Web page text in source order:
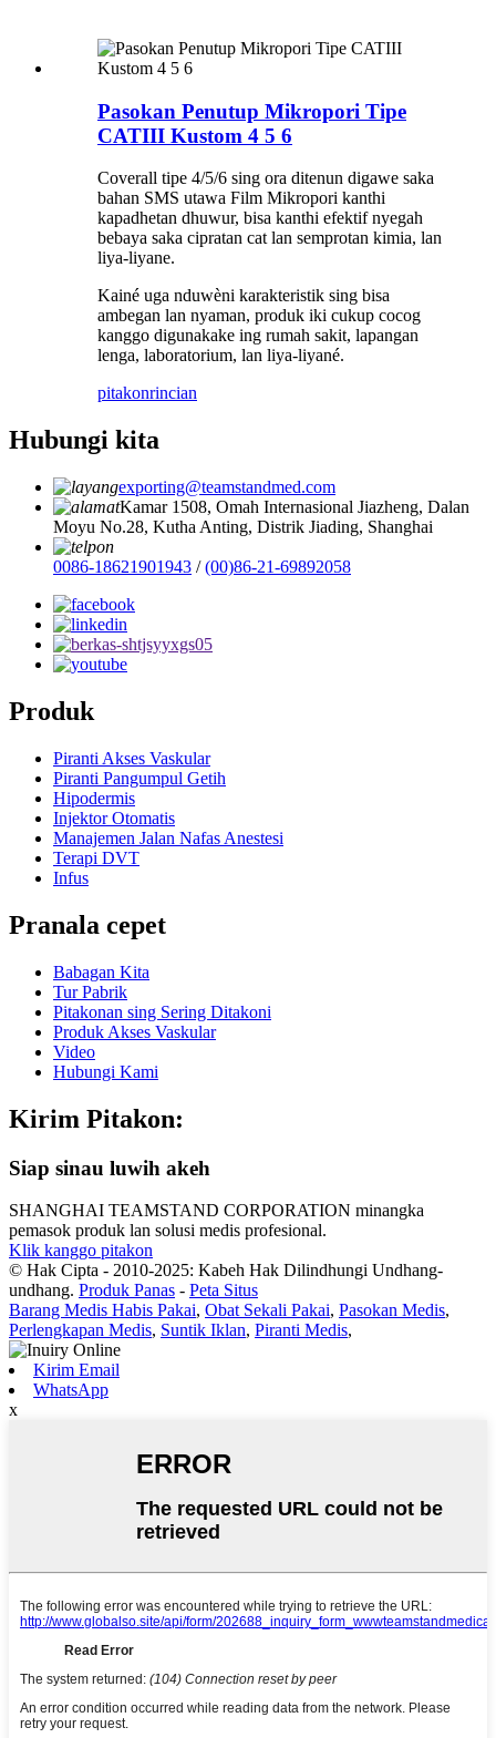
Pasokan Penutup Mikropori Tipe
CATIII Kustom 4 5 6
Coverall tipe 4/5/6 sing ora ditenun digawe saka
bahan SMS utawa Film Mikropori kanthi
kapadhetan dhuwur, bisa kanthi efektif nyegah
bebaya saka cipratan cat lan semprotan kimia, lan
liya-liyane.
Kainé uga nduwèni karakteristik sing bisa
ambegan lan nyaman, produk iki cukup cocog
kanggo digunakake ing rumah sakit, lapangan
lenga, laboratorium, lan liya-liyané.
pitakonrincian
Hubungi kita
exporting@teamstandmed.com
Kamar 1508, Omah Internasional Jiazheng, Dalan
Moyu No.28, Kutha Anting, Distrik Jiading, Shanghai
0086-18621901943 /(00)86-21-69892058
Produk
Piranti Akses Vaskular
Piranti Pangumpul Getih
Hipodermis
Injektor Otomatis
Manajemen Jalan Nafas Anestesi
Terapi DVT
Infus
Pranala cepet
Babagan Kita
Tur Pabrik
Pitakonan sing Sering Ditakoni
Produk Akses Vaskular
Video
Hubungi Kami
Kirim Pitakon:
Siap sinau luwih akeh
SHANGHAI TEAMSTAND CORPORATION minangka
pemasok produk lan solusi medis profesional.
Klik kanggo pitakon
© Hak Cipta - 2010-2025: Kabeh Hak Dilindhungi Undhang-
undhang. Produk Panas - Peta Situs
Barang Medis Habis Pakai, Obat Sekali Pakai, Pasokan Medis,
Perlengkapan Medis, Suntik Iklan, Piranti Medis,
Kirim Email
WhatsApp
x